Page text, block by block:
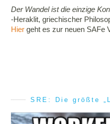
Der Wandel ist die einzige
-Heraklit, griechischer
Hier geht es zur neuen SAFe
SRE: Die größte